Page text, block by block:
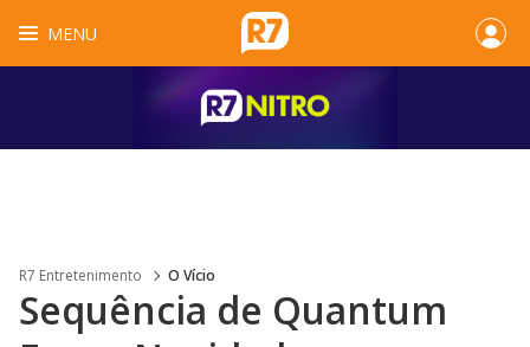
MENU
R7 Entretenimento O Vício
Sequência de Quantum